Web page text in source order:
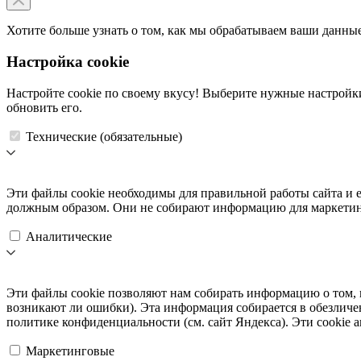
Хотите больше узнать о том, как мы обрабатываем ваши
Настройка cookie
Настройте cookie по своему вкусу! Выберите нужные
обновить его.
Технические (обязательные)
Эти файлы cookie необходимы для правильной работы сайта и
должным образом. Они не собирают информацию для
Аналитические
Эти файлы cookie позволяют нам собирать информацию о том,
возникают ли ошибки). Эта информация собирается в
политике конфиденциальности (см. сайт Яндекса). Эти cookie
Маркетинговые